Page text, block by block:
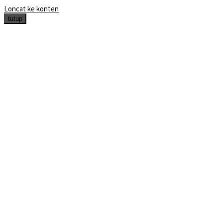
Loncat ke konten
tutup